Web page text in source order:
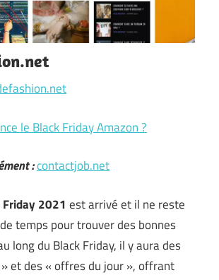
le Black Friday Amazon ?
:contactjob.net
2021 est arrivé et il ne reste
temps pour trouver des bonnes
long du Black Friday, il y aura des
et des « offres du jour », offrant